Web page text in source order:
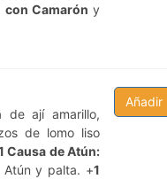
con Camarón y
de ají amarillo,
de lomo liso
Causa de Atún:
Atún y palta. +1
Añadir